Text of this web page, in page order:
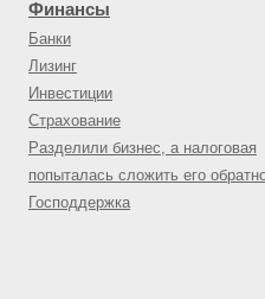
Финансы
Банки
Лизинг
Инвестиции
Страхование
Разделили бизнес, а налоговая
попыталась сложить его
Господдержка